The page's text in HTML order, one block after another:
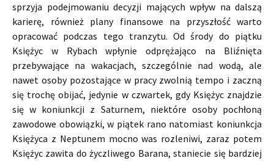
sprzyja podejmowaniu decyzji mających wpływ na dalszą
karierę, również plany finansowe na przyszłość warto
opracować podczas tego tranzytu. Od środy do piątku
Księżyc w Rybach wpłynie odprężająco na Bliźnięta
przebywające na wakacjach, szczególnie nad wodą, ale
nawet osoby pozostające w pracy zwolnią tempo i zaczną
się trochę obijać, jedynie w czwartek, gdy Księżyc znajdzie
się w koniunkcji z Saturnem, niektóre osoby pochłoną
zawodowe obowiązki, w piątek rano natomiast koniunkcja
Księżyca z Neptunem mocno was rozleniwi, zaraz potem
Księżyc zawita do życzliwego Barana, staniecie się bardziej